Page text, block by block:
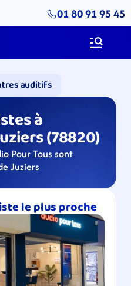
01 80 91 95 45
auditifs
à
(78820)
Pour Tous sont
Juziers
le plus proche